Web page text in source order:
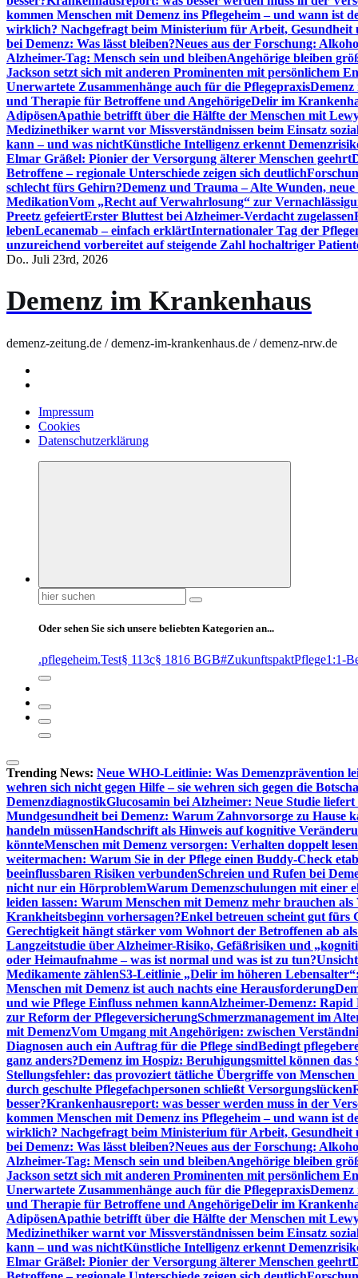
kommen Menschen mit Demenz ins Pflegeheim – und wann ist
wirklich? Nachgefragt beim Ministerium für Arbeit, Gesundheit
bei Demenz: Was lässt bleiben?Neues aus der Forschung:
Alzheimer-Tag: Mensch sein und bleibenAngehörige bleiben
Jackson setzt sich mit anderen Prominenten mit persönlichem
Unerwartete Zusammenhänge auch für die Pflegepraxis
und Therapie für Betroffene und AngehörigeDelir im
AdipösenApathie betrifft über die Hälfte der Menschen mit
Medizinethiker warnt vor Missverständnissen beim Einsatz
kann – und was nichtKünstliche Intelligenz erkennt
Elmar Gräßel: Pionier der Versorgung älterer Menschen geehrt
Betroffene – regionale Unterschiede zeigen sich deutlich
schlecht fürs Gehirn?Demenz und Trauma – Alte Wunden,
MedikationVom „Recht auf Verwahrlosung“ zur
Preetz gefeiertErster Bluttest bei Alzheimer-Verdacht zugelassen
lebenLecanemab – einfach erklärtInternationaler Tag der
unzureichend vorbereitet auf steigende Zahl hochaltriger
Do.. Juli 23rd, 2026
Demenz im Krankenhaus
demenz-zeitung.de / demenz-im-krankenhaus.de / demenz-nrw.de
Impressum
Cookies
Datenschutzerklärung
Suchen
nach:
Oder sehen Sie sich unsere beliebten Kategorien an...
.pflegeheim.Test§ 113c§ 1816 BGB#ZukunftspaktPflege1:1-
Trending News: Neue WHO-Leitlinie: Was Demenzprävention
wehren sich nicht gegen Hilfe – sie wehren sich gegen die
DemenzdiagnostikGlucosamin bei Alzheimer: Neue Studie
Mundgesundheit bei Demenz: Warum Zahnvorsorge zu Hause
handeln müssenHandschrift als Hinweis auf kognitive
könnteMenschen mit Demenz versorgen: Verhalten doppelt lesen
weitermachen: Warum Sie in der Pflege einen Buddy-Check
beeinflussbaren Risiken verbundenSchreien und Rufen bei
nicht nur ein HörproblemWarum Demenzschulungen mit einer
leiden lassen: Warum Menschen mit Demenz mehr brauchen als
Krankheitsbeginn vorhersagen?Enkel betreuen scheint gut fürs
Gerechtigkeit hängt stärker vom Wohnort der Betroffenen ab
Langzeitstudie über Alzheimer-Risiko, Gefäßrisiken und
oder Heimaufnahme – was ist normal und was ist zu tun?
Medikamente zählenS3-Leitlinie „Delir im höheren
Menschen mit Demenz ist auch nachts eine Herausforderung
und wie Pflege Einfluss nehmen kannAlzheimer-Demenz:
zur Reform der PflegeversicherungSchmerzmanagement im
mit DemenzVom Umgang mit Angehörigen: zwischen
Diagnosen auch ein Auftrag für die Pflege sindBedingt
ganz anders?Demenz im Hospiz: Beruhigungsmittel können das
Stellungsfehler: das provoziert tätliche Übergriffe von Menschen
durch geschulte Pflegefachpersonen schließt Versorgungslücken
besser?Krankenhausreport: was besser werden muss in der
kommen Menschen mit Demenz ins Pflegeheim – und wann ist
wirklich? Nachgefragt beim Ministerium für Arbeit, Gesundheit
bei Demenz: Was lässt bleiben?Neues aus der Forschung:
Alzheimer-Tag: Mensch sein und bleibenAngehörige bleiben
Jackson setzt sich mit anderen Prominenten mit persönlichem
Unerwartete Zusammenhänge auch für die Pflegepraxis
und Therapie für Betroffene und AngehörigeDelir im
AdipösenApathie betrifft über die Hälfte der Menschen mit
Medizinethiker warnt vor Missverständnissen beim Einsatz
kann – und was nichtKünstliche Intelligenz erkennt
Elmar Gräßel: Pionier der Versorgung älterer Menschen geehrt